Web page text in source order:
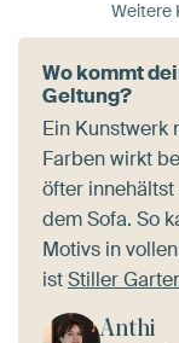
Weitere
Wo kommt
Geltung?
Ein Kunstwerk
Farben wirkt
öfter
dem Sofa. So
Motivs in
istStiller
Anthi